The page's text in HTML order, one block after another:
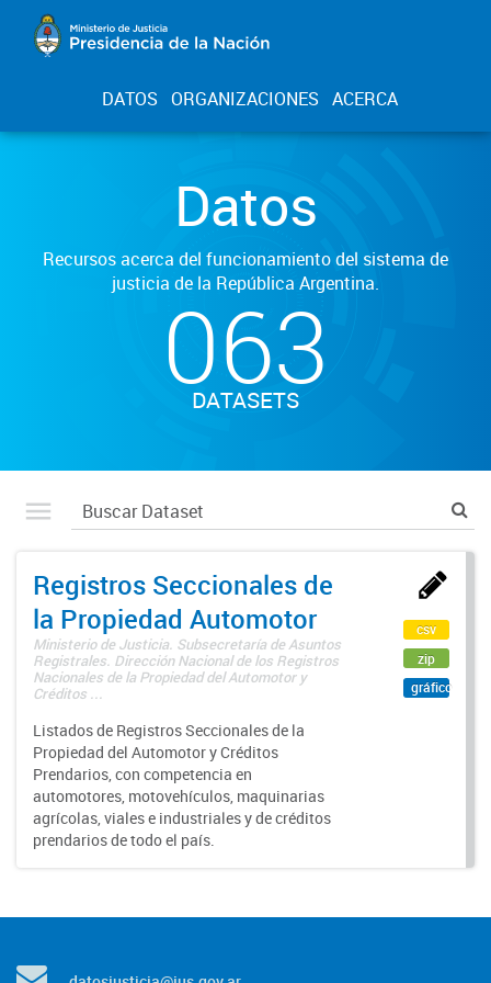
DATOS ORGANIZACIONES ACERCA
Datos
Recursos acerca del funcionamiento del sistema de
justicia de la República Argentina.
063
DATASETS
Registros Seccionales de
la Propiedad Automotor
Ministerio de Justicia. Subsecretaría de Asuntos
Registrales. Dirección Nacional de los Registros
Nacionales de la Propiedad del Automotor y
Créditos ...
Listados de Registros Seccionales de la
Propiedad del Automotor y Créditos
Prendarios, con competencia en
automotores, motovehículos, maquinarias
agrícolas, viales e industriales y de créditos
prendarios de todo el país.
csv
zip
gráfico